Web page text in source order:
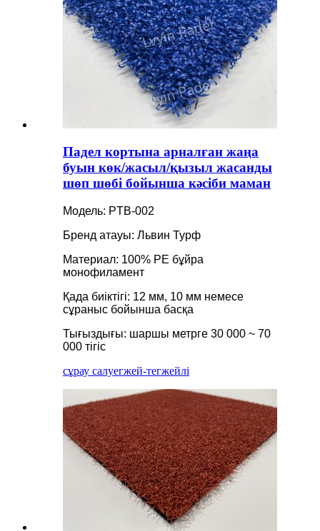
Падел кортына арналған жаңа
буын көк/жасыл/қызыл жасанды
шөп шөбі бойынша кәсіби маман
Модель: PTB-002
Бренд атауы: Львин Турф
Материал: 100% PE бұйра
монофиламент
Қада биіктігі: 12 мм, 10 мм немесе
сұраныс бойынша басқа
Тығыздығы: шаршы метрге 30 000 ~ 70
000 тігіс
сұрау салуегжей-тегжейлі